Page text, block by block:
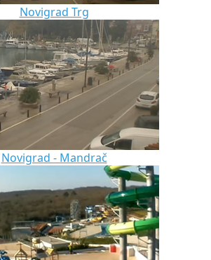
Novigrad Trg
Novigrad - Mandrač